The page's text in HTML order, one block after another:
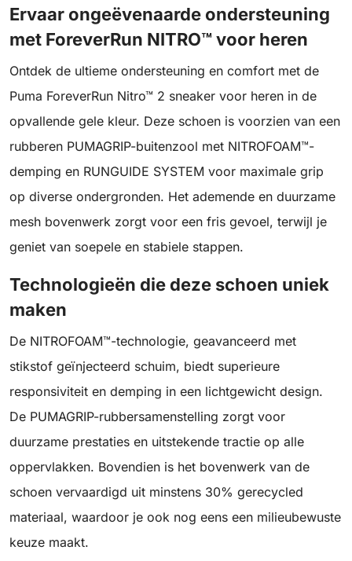
Ervaar ongeëvenaarde ondersteuning
met ForeverRun NITRO™ voor heren
Ontdek de ultieme ondersteuning en comfort met de
Puma ForeverRun Nitro™ 2 sneaker voor heren in de
opvallende gele kleur. Deze schoen is voorzien van een
rubberen PUMAGRIP-buitenzool met NITROFOAM™-
demping en RUNGUIDE SYSTEM voor maximale grip
op diverse ondergronden. Het ademende en duurzame
mesh bovenwerk zorgt voor een fris gevoel, terwijl je
geniet van soepele en stabiele stappen.
Technologieën die deze schoen uniek
maken
De NITROFOAM™-technologie, geavanceerd met
stikstof geïnjecteerd schuim, biedt superieure
responsiviteit en demping in een lichtgewicht design.
De PUMAGRIP-rubbersamenstelling zorgt voor
duurzame prestaties en uitstekende tractie op alle
oppervlakken. Bovendien is het bovenwerk van de
schoen vervaardigd uit minstens 30% gerecycled
materiaal, waardoor je ook nog eens een milieubewuste
keuze maakt.